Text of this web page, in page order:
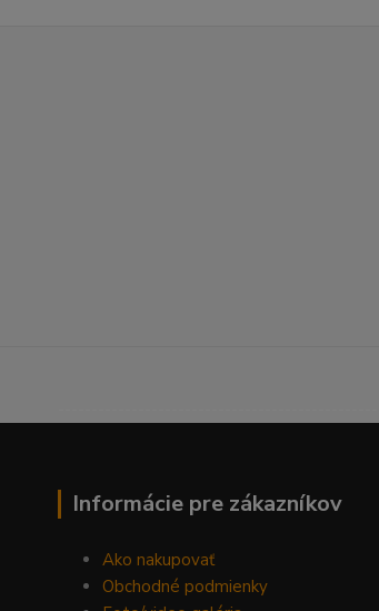
Informácie pre zákazníkov
Ako nakupovať
Obchodné podmienky